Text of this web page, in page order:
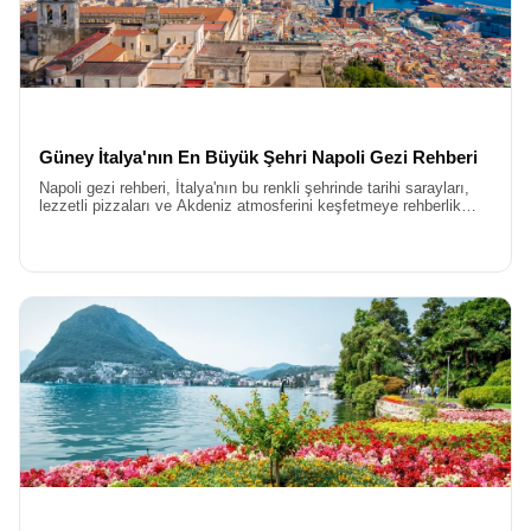
güvenli ve konforlu bir tatil vaat ediyor.
Uçaklı İtalya Turu
Konforlu bir başlangıç, güzel bir seyahatin anahtarıdır. Bu yüzden
konseptimiz sayesinde, İstanbul’dan İtalya’ya en hızlı ve
rahat şekilde ulaşıyorsunuz. Otobüs yolculuklarının yoruculuğunu
sadece şehirler arası kısa ve keyifli transferlere indirgiyor,
enerjinizi yollarda değil, gezilecek muhteşem meydanlarda
kalitemiz, dönüş uçağına binene kadar kesintisiz devam ediyor.
esnasında ekstra tur adı altında ilave ücretler talep etmiyoruz.
Ekstra Turlar dahil İtalya
kavramını, tüm ekstra turlar fiyata dahil
prensibiyle yeniden tanımlıyoruz. Como Gölü’ne gitmek için Pisa
Kulesi’ni görmek için veya Venedik’te vaporettoya binmek için
otobüste elini cebine atan gezginler görmek istemiyoruz. Bizim
felsefemizde, gidilen coğrafyanın görülmesi gereken her noktası,
paketin doğal bir parçasıdır ve misafirlerimiz bütçelerini henüz
yola çıkmadan net bir şekilde bilirler.
Güney İtalya'nın En Büyük Şehri Napoli Gezi Rehberi
Napoli gezi rehberi, İtalya'nın bu renkli şehrinde tarihi sarayları,
lezzetli pizzaları ve Akdeniz atmosferini keşfetmeye rehberlik